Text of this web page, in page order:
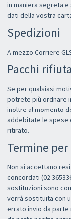
in maniera segreta e
dati della vostra
Spedizioni
A mezzo Corriere
Pacchi
Se per qualsiasi
potrete più ordnare
inoltre al momento
addebitate le spese
ritirato.
Termine per
Non si accettano
concordati (02
sostituzioni sono
verrà sostituita con
errato invio da parte